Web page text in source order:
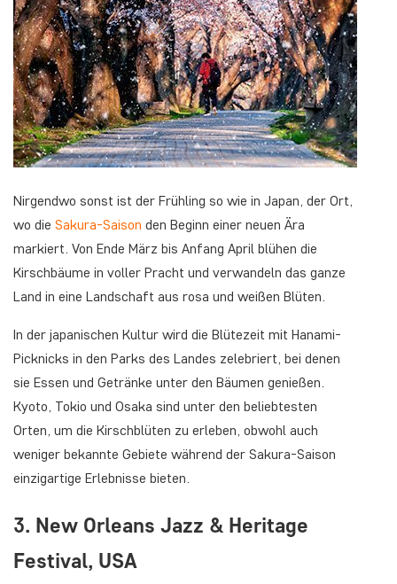
Nirgendwo sonst ist der Frühling so wie in Japan, der Ort,
wo die Sakura-Saison den Beginn einer neuen Ära
markiert. Von Ende März bis Anfang April blühen die
Kirschbäume in voller Pracht und verwandeln das ganze
Land in eine Landschaft aus rosa und weißen Blüten.
In der japanischen Kultur wird die Blütezeit mit Hanami-
Picknicks in den Parks des Landes zelebriert, bei denen
sie Essen und Getränke unter den Bäumen genießen.
Kyoto, Tokio und Osaka sind unter den beliebtesten
Orten, um die Kirschblüten zu erleben, obwohl auch
weniger bekannte Gebiete während der Sakura-Saison
einzigartige Erlebnisse bieten.
3. New Orleans Jazz & Heritage
Festival, USA